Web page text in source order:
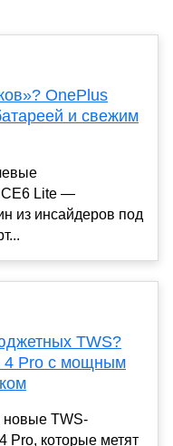
OnePlus
и свежим
CE6 Lite —
из инсайдеров под
TWS?
4 Pro с мощным
новые TWS-
Pro, которые метят